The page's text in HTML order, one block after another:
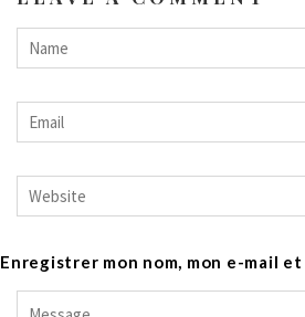
Enregistrer mon nom, mon e-mail